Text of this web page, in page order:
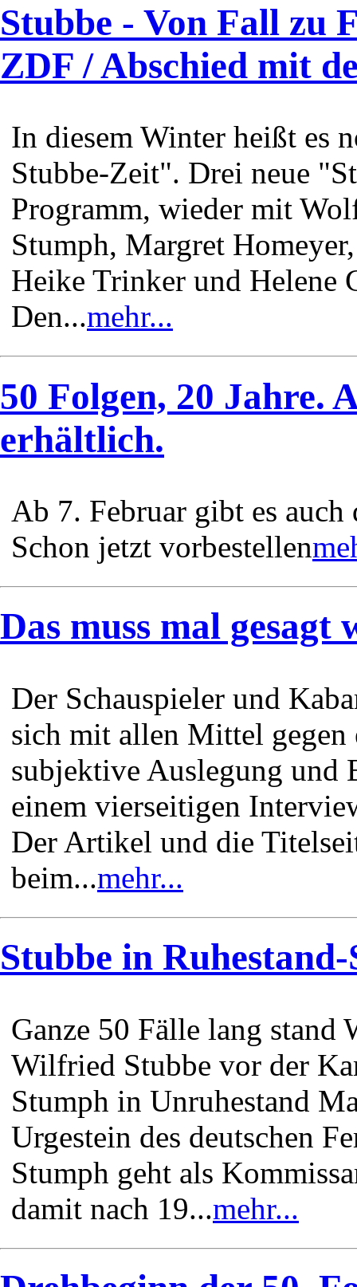
Stubbe - Von Fall zu
ZDF / Abschied mit
In diesem Winter heißt es
Stubbe-Zeit". Drei neue
Programm, wieder mit
Stumph, Margret
Heike Trinker und Helene
Den...mehr...
50 Folgen, 20 Jahre.
erhältlich.
Ab 7. Februar gibt es
Schon jetzt vorbestellen
Das muss mal gesagt
Der Schauspieler und
sich mit allen Mittel
subjektive Auslegung und
einem vierseitigen
Der Artikel und die
beim...mehr...
Stubbe in
Ganze 50 Fälle lang stand
Wilfried Stubbe vor der
Stumph in Unruhestand
Urgestein des deutschen
Stumph geht als
damit nach 19...mehr...